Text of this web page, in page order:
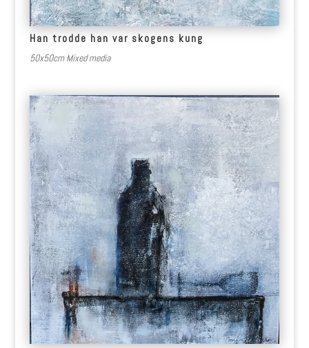
Han trodde han var skogens kung
50x50cm Mixed media